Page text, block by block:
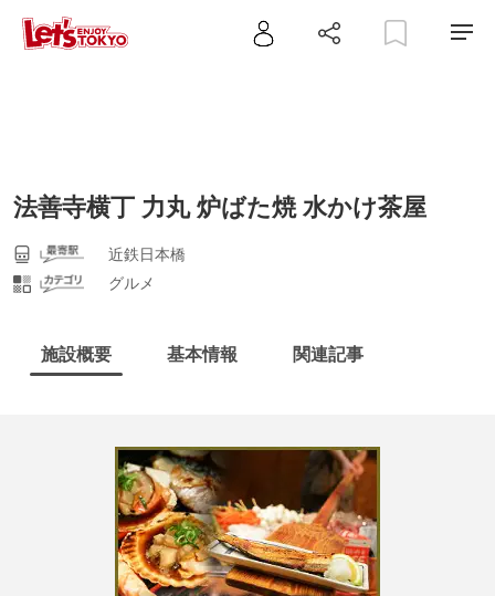
法善寺横丁 力丸 炉ばた焼 水かけ茶屋
近鉄日本橋
グルメ
施設概要 基本情報 関連記事